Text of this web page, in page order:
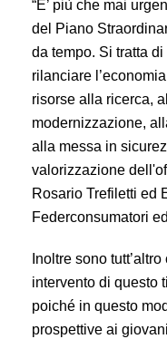
“E’ più che mai
del Piano
da tempo. Si tratta
rilanciare
risorse alla ricerca,
modernizzazione,
alla messa in
valorizzazione
Rosario Trefiletti ed
Federconsumatori
Inoltre sono
intervento di questo
poiché in questo
prospettive ai